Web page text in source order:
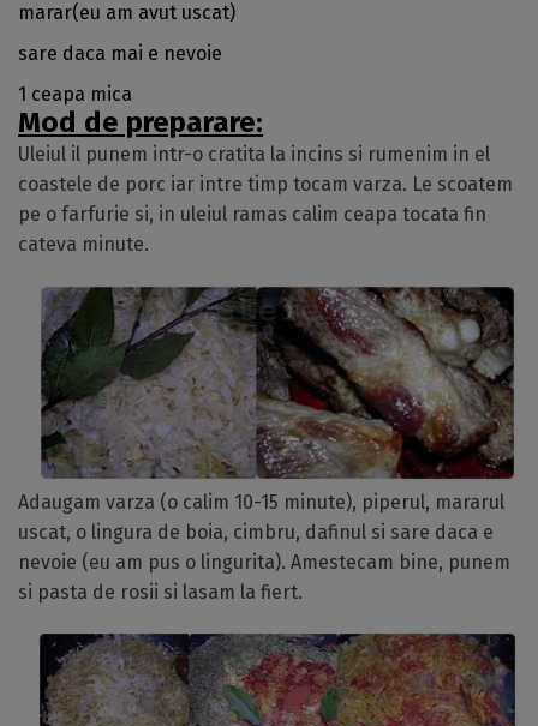
marar(eu am avut uscat)
sare daca mai e nevoie
1 ceapa mica
Mod de preparare:
Uleiul il punem intr-o cratita la incins si rumenim in el
coastele de porc iar intre timp tocam varza. Le scoatem
pe o farfurie si, in uleiul ramas calim ceapa tocata fin
cateva minute.
Adaugam varza (o calim 10-15 minute), piperul, mararul
uscat, o lingura de boia, cimbru, dafinul si sare daca e
nevoie (eu am pus o lingurita). Amestecam bine, punem
si pasta de rosii si lasam la fiert.